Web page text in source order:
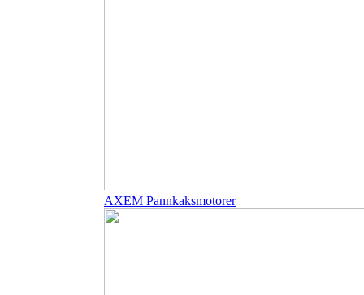
AXEM Pannkaksmotorer